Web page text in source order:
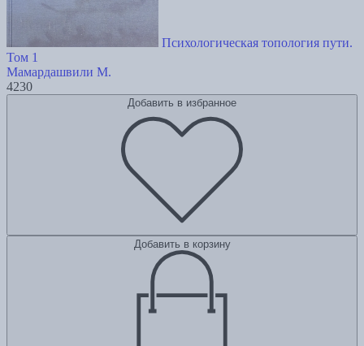
Психологическая топология пути.
Том 1
Мамардашвили М.
4230
Добавить в избранное
Добавить в корзину